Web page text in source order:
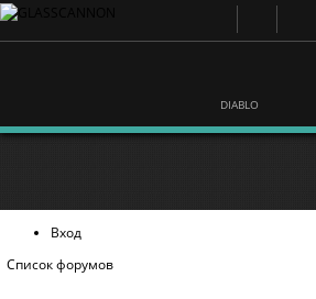
DIABLO
Вход
Список форумов